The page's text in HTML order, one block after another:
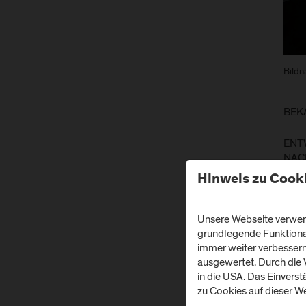
Die
zur
Hinweis zu
Unsere Webseite
grundlegende
immer weiter
ausgewertet. Durch die
in die USA. Das
zu Cookies auf dieser